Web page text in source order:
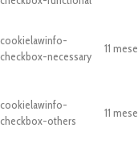
cookielawinfo-
checkbox-necessary
11
cookielawinfo-
checkbox-others
11